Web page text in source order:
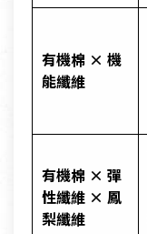
有機棉 × 機
能纖維
有機棉 × 彈
性纖維 × 鳳
梨纖維